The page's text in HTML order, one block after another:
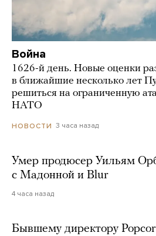
Война
1626-й день. Новые оценки
в ближайшие несколько лет
решиться на ограниченную
НАТО
НОВОСТИ 3 часа назад
Умер продюсер Уильям
с Мадонной и Blur
4 часа назад
Бывшему директору